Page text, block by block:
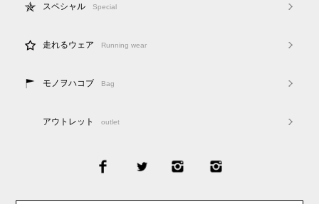
スペシャル Special
走れるウェア Running wear
モノヲハコブ Bag
アウトレット outlet